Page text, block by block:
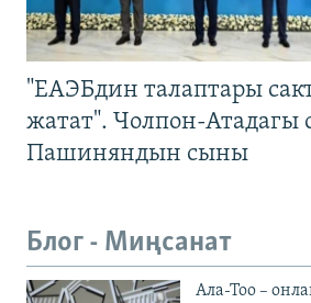
"ЕАЭБдин талаптары
жатат". Чолпон-Атадагы
Пашиняндын сыны
Блог - Миңсанат
Ала-Тоо –